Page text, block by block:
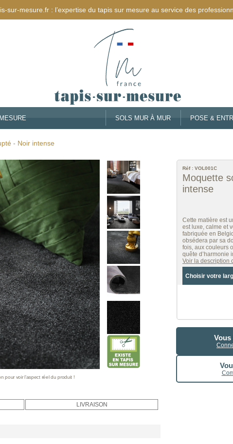
sur-mesure.fr : l’expertise du tapis sur mesure au service des
SOLS MUR À MUR POSE &
- Noir intense
Réf : VOL001C
Moquette
intense
Cette matière est
est luxe, calme et
fabriquée en
obsédera par sa
fois, aux couleurs
quête d’harmonie
Voir la description
Choisir votre
pour voir l’aspect réel du produit !
LIVRAISON